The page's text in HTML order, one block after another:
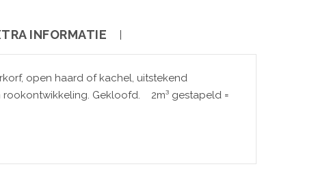
INFORMATIE
open haard of kachel, uitstekend
Gekloofd. 2m³ gestapeld =